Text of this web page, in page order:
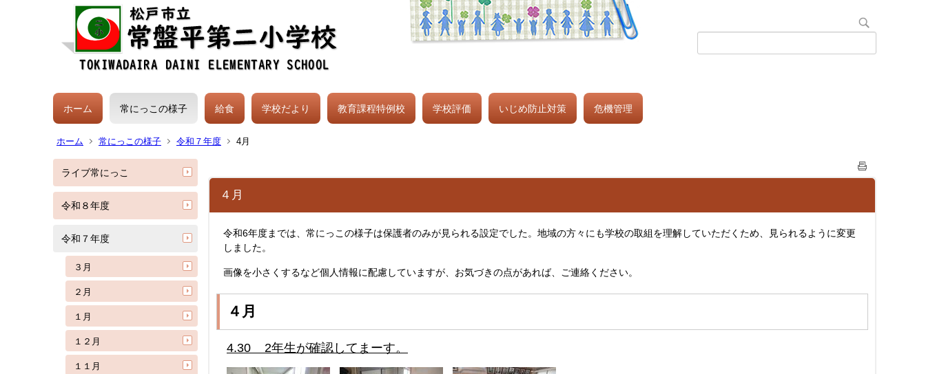
ホーム 常にっこの様子 給食 学校だより 教育課程特例校 学校評価 いじめ防止対策 危機管理
ホーム 常にっこの様子 令和７年度 4月
ライブ常にっこ
令和８年度
令和７年度
３月
２月
１月
１２月
１１月
４月
令和6年度までは、常にっこの様子は保護者のみが見られる設定でした。地域の方々にも学校の取組を理解していただくため、見られるように変更
しました。
画像を小さくするなど個人情報に配慮していますが、お気づきの点があれば、ご連絡ください。
４月
4.30 2年生が確認してまーす。